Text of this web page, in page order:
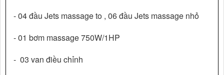
- 04 đầu Jets massage to , 06 đầu Jets massage nhỏ
- 01 bơm massage 750W/1HP
- 03 van điều chỉnh